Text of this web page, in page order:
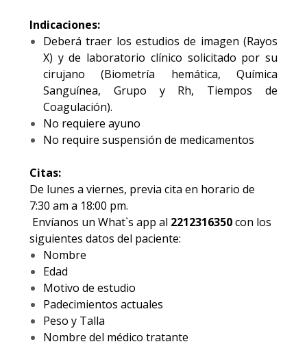
Indicaciones:
Deberá traer los estudios de imagen (Rayos
X) y de laboratorio clínico solicitado por su
cirujano (Biometría hemática, Química
Sanguínea, Grupo y Rh, Tiempos de
Coagulación).
No requiere ayuno
No require suspensión de medicamentos
Citas:
De lunes a viernes, previa cita en horario de
7:30 am a 18:00 pm.
Envíanos un What`s app al 2212316350con los
siguientes datos del paciente:
Nombre
Edad
Motivo de estudio
Padecimientos actuales
Peso y Talla
Nombre del médico tratante